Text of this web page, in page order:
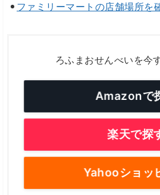
ファミリーマートの店舗場所を
ろふまおせんべいを今
Amazonで
楽天で探
Yahooショッ